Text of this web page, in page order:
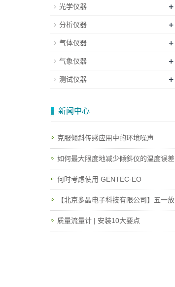
光学仪器 +
分析仪器 +
气体仪器 +
气象仪器 +
测试仪器 +
新闻中心
克服倾斜传感应用中的环境噪声
如何最大限度地减少倾斜仪的温度误差
何时考虑使用 GENTEC-EO
【北京多晶电子科技有限公司】五一放
质量流量计 | 安装10大要点